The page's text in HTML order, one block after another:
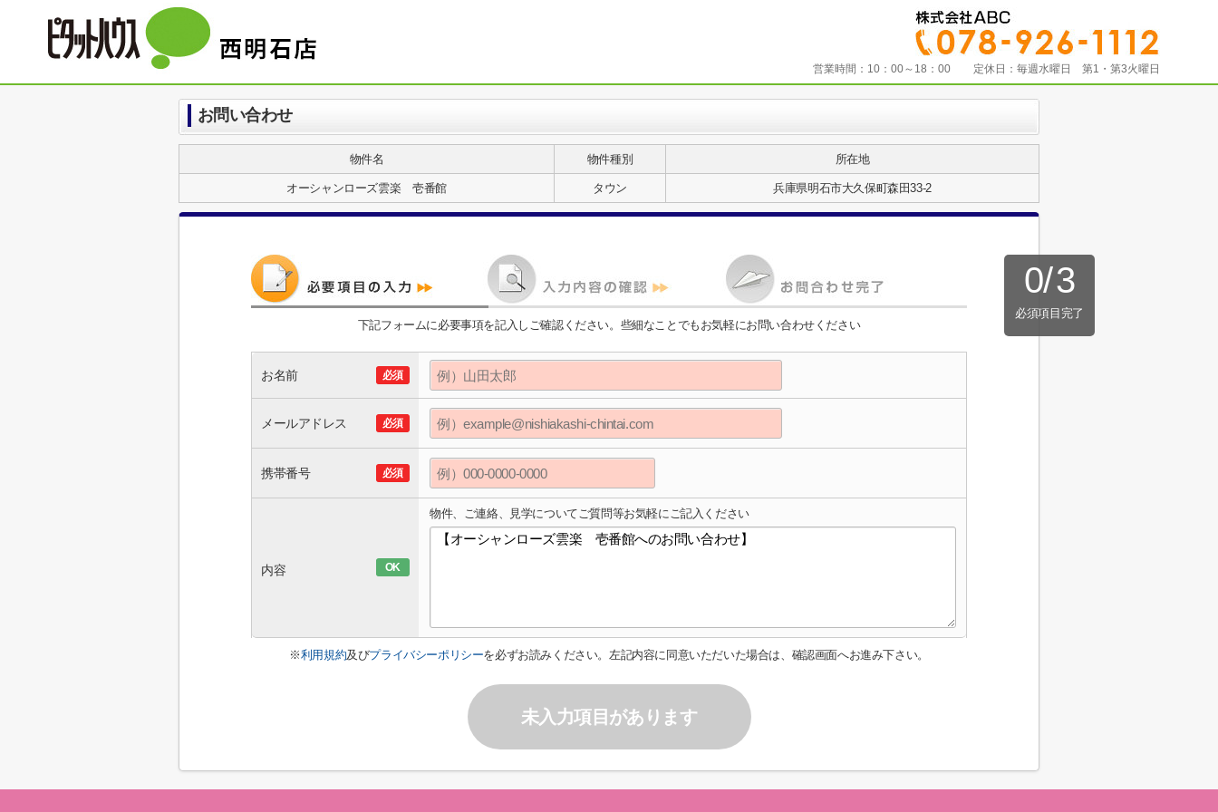
営業時間： 10：00～18：00 定休日： 毎週水曜日 第1・第3火曜日
お問い合わせ
物件名 物件種別 所在地
オーシャンローズ雲楽 壱番館 タウン 兵庫県明石市大久保町森田33-2
0/3
必須項目完了
下記フォームに必要事項を記入しご確認ください。些細なことでもお気軽にお問い合わせください
お名前 必須
メールアドレス 必須
携帯番号 必須
内容 OK
物件、ご連絡、見学についてご質問等お気軽にご記入ください
※利用規約及びプライバシーポリシーを必ずお読みください。左記内容に同意いただいた場合は、確認画面へお進み下さい。
未入力項目があります